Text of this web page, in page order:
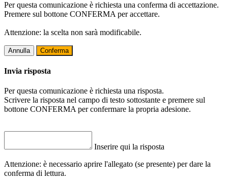
Per questa comunicazione è richiesta una conferma di accettazione.
Premere sul bottone CONFERMA per accettare.
Attenzione: la scelta non sarà modificabile.
Annulla Conferma
Invia risposta
Per questa comunicazione è richiesta una risposta.
Scrivere la risposta nel campo di testo sottostante e premere sul
bottone CONFERMA per confermare la propria adesione.
Inserire qui la risposta
Attenzione: è necessario aprire l'allegato (se presente) per dare la
conferma di lettura.